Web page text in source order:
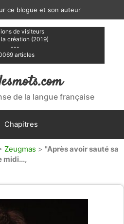
ce blogue et son auteur
de visiteurs
création (2019)
---
articles
de la langue française
Chapitres
Zeugmas > "Après avoir sauté sa
midi...,